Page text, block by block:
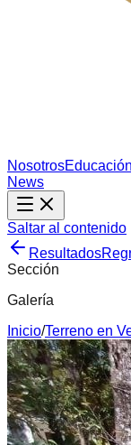
NosotrosEducación
News
Saltar al contenido
Resultados
Sección
Galería
Inicio/Terreno en